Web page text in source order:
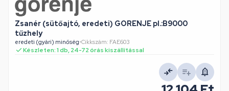
Zsanér (sütőajtó, eredeti) GORENJE pl.:B9000
tűzhely
eredeti (gyári) minőség•Cikkszám: FAE603
Készleten: 1 db, 24-72 órás kiszállítással